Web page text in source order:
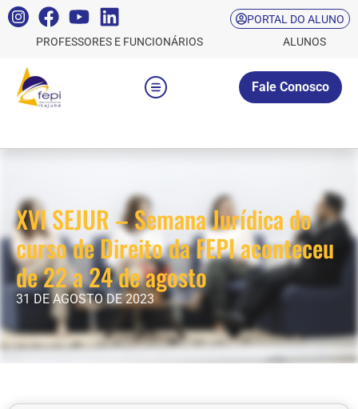
PORTAL DO ALUNO
PROFESSORES E FUNCIONÁRIOS
ALUNOS
Fale Conosco
XVI SEJUR – Semana Jurídica do
curso de Direito da FEPI aconteceu
de 22 a 24 de agosto
31 DE AGOSTO DE 2023